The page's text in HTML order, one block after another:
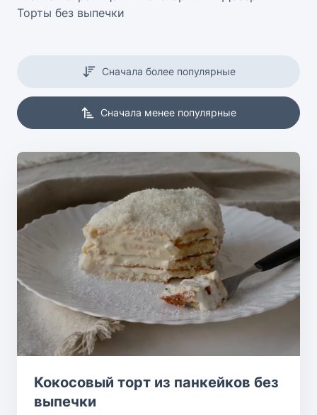
Торты без выпечки
Сначала более популярные
Сначала менее популярные
Кокосовый торт из панкейков без
выпечки